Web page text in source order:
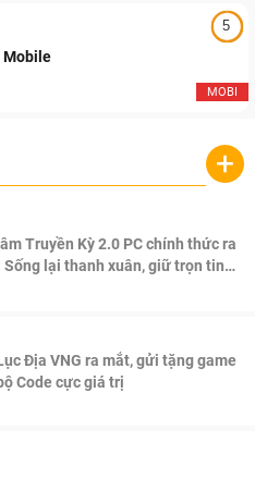
5
MOBI
Mobile
+
Truyền Kỳ 2.0 PC chính thức ra
Sống lại thanh xuân, giữ trọn tinh
Địa VNG ra mắt, gửi tặng game
Code cực giá trị